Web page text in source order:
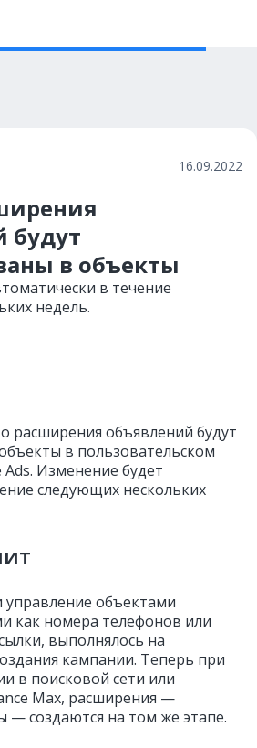
16.09.2022
будут
в объекты
в течение
недель.
расширения объявлений будут
в пользовательском
Изменение будет
следующих нескольких
объектами
как номера телефонов или
выполнялось на
кампании. Теперь при
в поисковой сети или
Max, расширения —
— создаются на том же этапе.